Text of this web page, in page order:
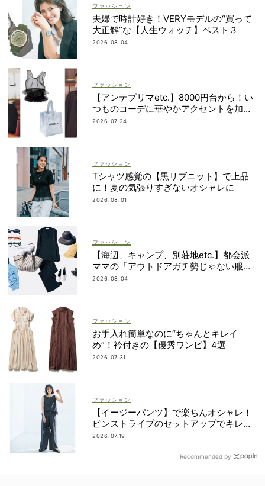
ファッション
夫婦で時計好き！VERYモデルの“買って
大正解”な【人生ウォッチ】ベスト３
2026.08.04
ファッション
【アンテプリマetc.】8000円台から！い
つものコーデに華やかアクセントを加え
る「甘ちびバッグ」9選
2026.07.24
ファッション
Tシャツ感覚の【黒リブニット】で上品
に！夏の気張りすぎないオシャレに
2026.08.01
ファッション
【海辺、キャンプ、別荘地etc.】都会派
ママの「アウトドアガチ勢じゃない服と
小物」集めました！
2026.08.04
ファッション
お手入れ簡単なのに“ちゃんとキレイ
め”！衿付きの【優秀ワンピ】4選
2026.07.31
ファッション
【イージーパンツ】で楽ちんオシャレ！
ピンストライプのセットアップでキレイ
め
2026.07.19
Recommended by